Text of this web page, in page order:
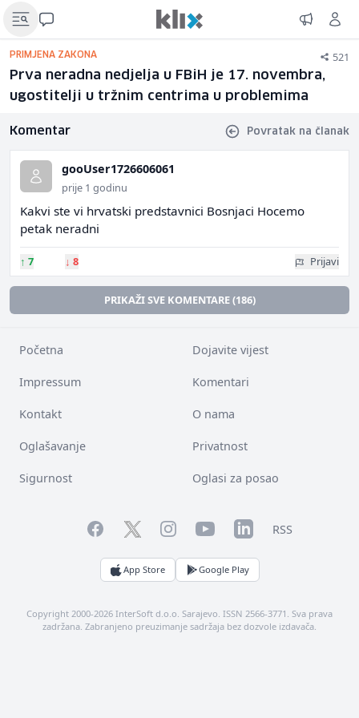
PRIMJENA ZAKONA 521
Prva neradna nedjelja u FBiH je 17. novembra,
ugostitelji u tržnim centrima u problemima
Komentar Povratak na članak
gooUser1726606061
prije 1 godinu
Kakvi ste vi hrvatski predstavnici Bosnjaci Hocemo
petak neradni
↑ 7 ↓ 8 Prijavi
PRIKAŽI SVE KOMENTARE (186)
Početna Dojavite vijest
Impressum Komentari
Kontakt O nama
Oglašavanje Privatnost
Sigurnost Oglasi za posao
FacebookTwitterInstagramYouTubeLinkedInRSS
App Store Google Play
Copyright 2000-2026 InterSoft d.o.o. Sarajevo. ISSN 2566-3771. Sva prava
zadržana. Zabranjeno preuzimanje sadržaja bez dozvole izdavača.